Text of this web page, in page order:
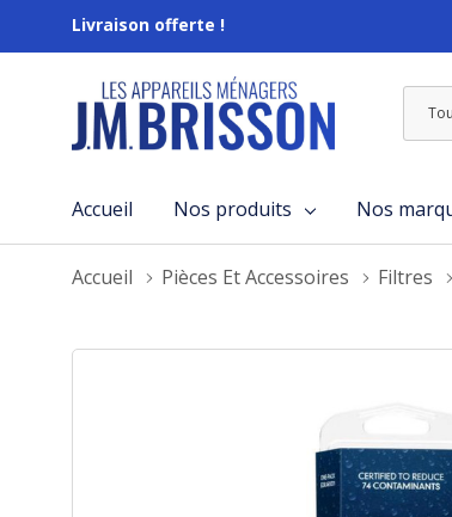
Livraison offerte !
les
Accueil Nos produits Nos
Accueil Pièces Et Accessoires Filtres